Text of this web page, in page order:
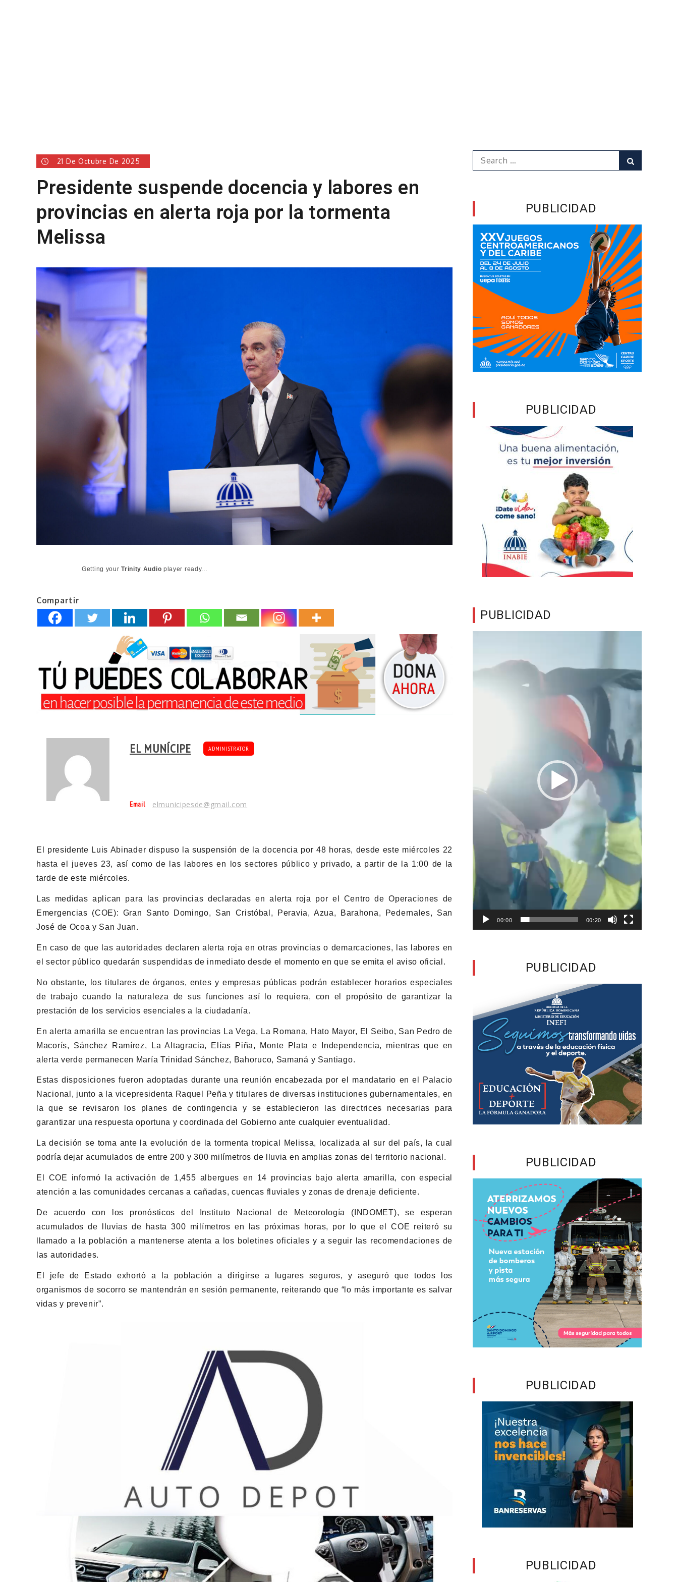
21 De Octubre De 2025
Presidente suspende docencia y labores en
provincias en alerta roja por la tormenta
Melissa
Getting yourTrinity Audio player ready...
Compartir
EL MUNÍCIPE ADMINISTRATOR
Email elmunicipesde@gmail.com
El presidente Luis Abinader dispuso la suspensión de la docencia por 48 horas, desde este miércoles 22
hasta el jueves 23, así como de las labores en los sectores público y privado, a partir de la 1:00 de la
tarde de este miércoles.
Las medidas aplican para las provincias declaradas en alerta roja por el Centro de Operaciones de
Emergencias (COE): Gran Santo Domingo, San Cristóbal, Peravia, Azua, Barahona, Pedernales, San
José de Ocoa y San Juan.
En caso de que las autoridades declaren alerta roja en otras provincias o demarcaciones, las labores en
el sector público quedarán suspendidas de inmediato desde el momento en que se emita el aviso oficial.
No obstante, los titulares de órganos, entes y empresas públicas podrán establecer horarios especiales
de trabajo cuando la naturaleza de sus funciones así lo requiera, con el propósito de garantizar la
prestación de los servicios esenciales a la ciudadanía.
En alerta amarilla se encuentran las provincias La Vega, La Romana, Hato Mayor, El Seibo, San Pedro de
Macorís, Sánchez Ramírez, La Altagracia, Elías Piña, Monte Plata e Independencia, mientras que en
alerta verde permanecen María Trinidad Sánchez, Bahoruco, Samaná y Santiago.
Estas disposiciones fueron adoptadas durante una reunión encabezada por el mandatario en el Palacio
Nacional, junto a la vicepresidenta Raquel Peña y titulares de diversas instituciones gubernamentales, en
la que se revisaron los planes de contingencia y se establecieron las directrices necesarias para
garantizar una respuesta oportuna y coordinada del Gobierno ante cualquier eventualidad.
La decisión se toma ante la evolución de la tormenta tropical Melissa, localizada al sur del país, la cual
podría dejar acumulados de entre 200 y 300 milímetros de lluvia en amplias zonas del territorio nacional.
El COE informó la activación de 1,455 albergues en 14 provincias bajo alerta amarilla, con especial
atención a las comunidades cercanas a cañadas, cuencas fluviales y zonas de drenaje deficiente.
De acuerdo con los pronósticos del Instituto Nacional de Meteorología (INDOMET), se esperan
acumulados de lluvias de hasta 300 milímetros en las próximas horas, por lo que el COE reiteró su
llamado a la población a mantenerse atenta a los boletines oficiales y a seguir las recomendaciones de
las autoridades.
El jefe de Estado exhortó a la población a dirigirse a lugares seguros, y aseguró que todos los
organismos de socorro se mantendrán en sesión permanente, reiterando que “lo más importante es salvar
vidas y prevenir”.
Search
for:
PUBLICIDAD
PUBLICIDAD
PUBLICIDAD
00:00 00:20
PUBLICIDAD
PUBLICIDAD
PUBLICIDAD
PUBLICIDAD